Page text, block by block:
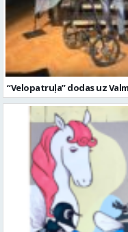
“Velopatruļa” dodas uz